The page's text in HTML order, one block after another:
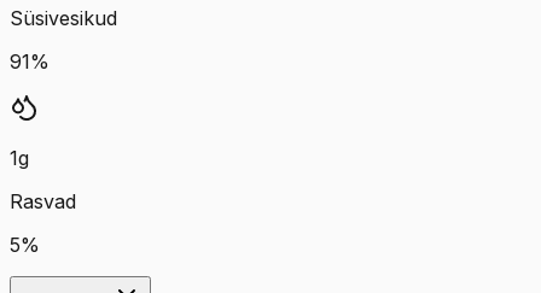
Süsivesikud
91%
1g
Rasvad
5%